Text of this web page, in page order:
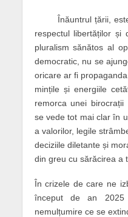
Înăuntrul țării, este
respectul libertăților și
pluralism sănătos al
democratic, nu se
oricare ar fi
mințile și energiile
remorca unei
se vede tot mai clar în
a valorilor, legile
deciziile diletante și
din greu cu sărăcirea a
În crizele de care ne
început de an
nemulțumire ce se